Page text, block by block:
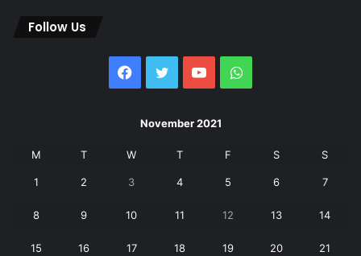
Follow Us
Facebook
Twitter YouTubeWhatsApp
November 2021
M T W T F S S
1 2 3 4 5 6 7
8 9 10 11 12 13 14
15 16 17 18 19 20 21